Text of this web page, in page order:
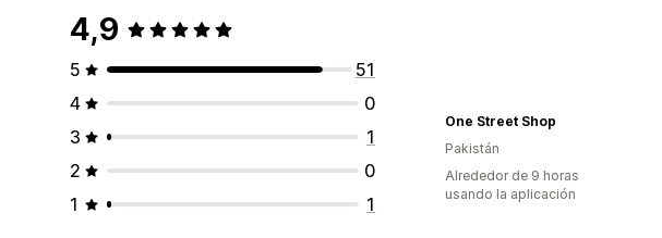
4,9
5
51
4
0
3
1
2
0
1
1
One Street Shop
Pakistán
Alrededor de 9 horas
usando la aplicación